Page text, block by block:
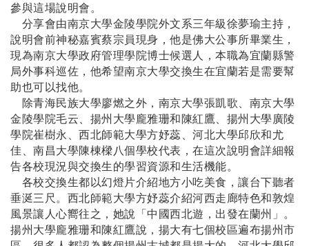
參與這場說明會。
分享會由南京大學金陵學院外文系三年級徐夢瑜主持，
說明會前神秘嘉賓蔡宗員現身，他是佛大公事所畢業生，
現為南京大學政府管理學院博士候選人，本職為宜蘭縣警
局外事科巡佐，他希望南京大學交換生在宜蘭若是需要幫
助也可以找他。
除青海民族大學廖燃之外，南京大學張凱歌、南京大學
金陵學院毛云、揚州大學龐雅珊和陳紅鷹、揚州大學廣陵
學院崔樹永、西北師範大學方妤蕊、河北大學邱欣和尤
佳、南昌大學陳棟樑八個學校代表，在這次說明會詳細報
告各校現況與交換生的學習資源和生活機能。
各校交換生都以幻燈片介紹地方小吃美食，讓台下聽者
垂涎三尺。西北師範大學方妤蕊介紹河西走廊特色和敦煌
風景讓人心嚮往之，她說「中國西北遊，出發在蘭州」。
揚州大學龐雅珊和陳紅鷹說，揚大有七個校區遍布揚州市